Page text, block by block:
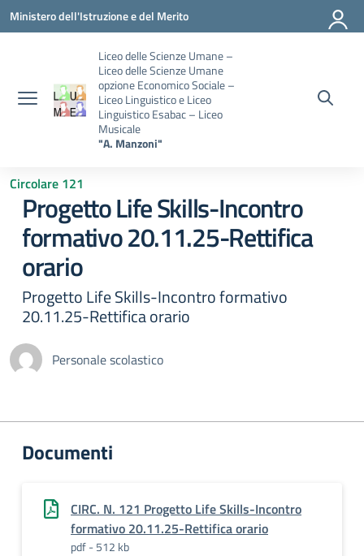
Vai ai contenuti
Vai al menu di navigazione
Vai al footer
Ministero dell'Istruzione e del Merito
Liceo delle Scienze Umane –
Liceo delle Scienze Umane
opzione Economico Sociale –
Liceo Linguistico e Liceo
Linguistico Esabac – Liceo
Musicale
"A. Manzoni"
Circolare 121
Progetto Life Skills-Incontro
formativo 20.11.25-Rettifica
orario
Progetto Life Skills-Incontro formativo
20.11.25-Rettifica orario
Personale scolastico
Documenti
CIRC. N. 121 Progetto Life Skills-Incontro
formativo 20.11.25-Rettifica orario
pdf - 512 kb